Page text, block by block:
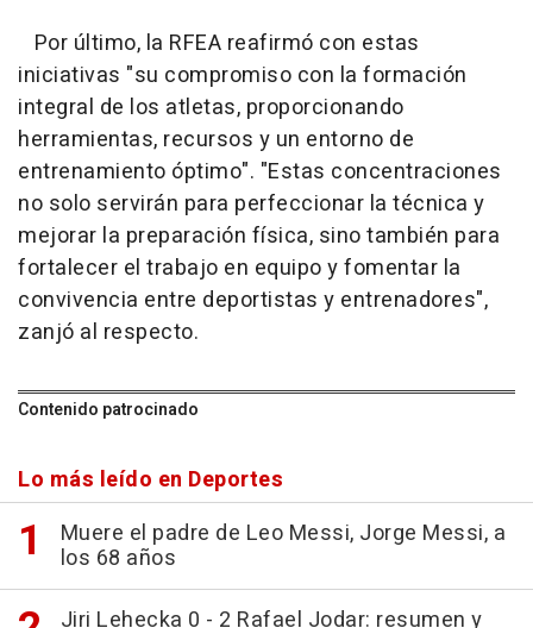
Por último, la RFEA reafirmó con estas
iniciativas "su compromiso con la formación
integral de los atletas, proporcionando
herramientas, recursos y un entorno de
entrenamiento óptimo". "Estas concentraciones
no solo servirán para perfeccionar la técnica y
mejorar la preparación física, sino también para
fortalecer el trabajo en equipo y fomentar la
convivencia entre deportistas y entrenadores",
zanjó al respecto.
Contenido patrocinado
Lo más leído en Deportes
Muere el padre de Leo Messi, Jorge Messi, a
los 68 años
Jiri Lehecka 0 - 2 Rafael Jodar: resumen y